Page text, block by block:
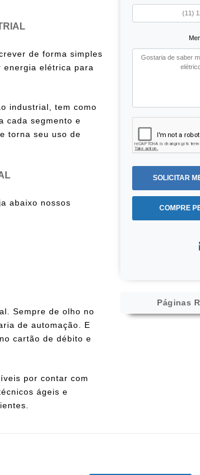
de forma simples
elétrica para
industrial, tem como
cada segmento e
torna seu uso de
abaixo nossos
Sempre de olho no
de automação. E
cartão de débito e
por contar com
ágeis e
SOLICITAR
COMPRE
Páginas